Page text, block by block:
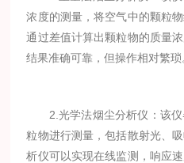
浓度的测量，将空气中的颗粒
通过差值计算出颗粒物的质量
结果准确可靠，但操作相对繁琐
2.光学法烟尘分析仪：该仪
粒物进行测量，包括散射光、
析仪可以实现在线监测，响应